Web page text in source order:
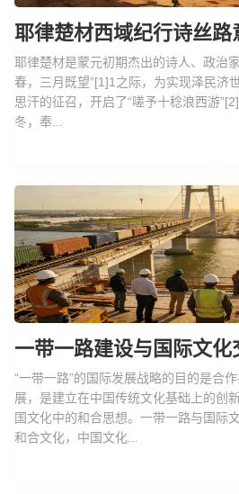
耶律楚材西域纪行诗丝路
耶律楚材是蒙元初期杰出的诗人、政治
春，三月既望”[1]1之际，为实现泽民济
思汗的征召，开启了“嗟予十稔浪西游
冬，奉...
一带一路建设与国际文化
“一带一路”的国际发展战略的目的是合
展，是建立在中国传统文化基础上的创
国文化中的和合思想。一带一路与国际
和合文化，中国文化...